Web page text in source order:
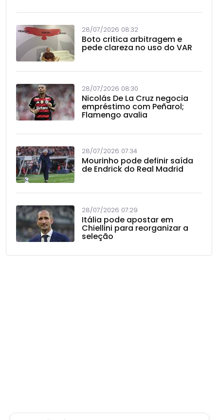
28/07/2026 08:32
Boto critica arbitragem e
pede clareza no uso do VAR
28/07/2026 08:30
Nicolás De La Cruz negocia
empréstimo com Peñarol;
Flamengo avalia
28/07/2026 07:34
Mourinho pode definir saída
de Endrick do Real Madrid
28/07/2026 07:29
Itália pode apostar em
Chiellini para reorganizar a
seleção